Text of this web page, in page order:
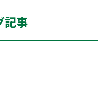
記事